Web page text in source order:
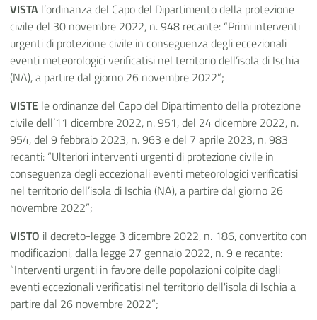
VISTA l’ordinanza del Capo del Dipartimento della protezione
civile del 30 novembre 2022, n. 948 recante: “Primi interventi
urgenti di protezione civile in conseguenza degli eccezionali
eventi meteorologici verificatisi nel territorio dell’isola di Ischia
(NA), a partire dal giorno 26 novembre 2022”;
VISTE le ordinanze del Capo del Dipartimento della protezione
civile dell’11 dicembre 2022, n. 951, del 24 dicembre 2022, n.
954, del 9 febbraio 2023, n. 963 e del 7 aprile 2023, n. 983
recanti: “Ulteriori interventi urgenti di protezione civile in
conseguenza degli eccezionali eventi meteorologici verificatisi
nel territorio dell’isola di Ischia (NA), a partire dal giorno 26
novembre 2022”;
VISTO il decreto-legge 3 dicembre 2022, n. 186, convertito con
modificazioni, dalla legge 27 gennaio 2022, n. 9 e recante:
“Interventi urgenti in favore delle popolazioni colpite dagli
eventi eccezionali verificatisi nel territorio dell'isola di Ischia a
partire dal 26 novembre 2022”;